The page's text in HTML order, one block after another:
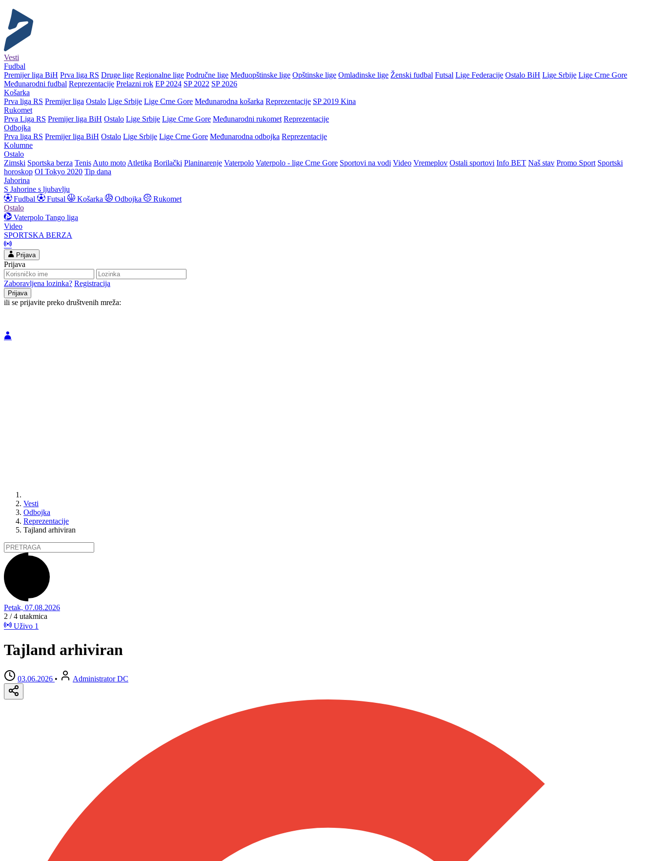
Vesti
Fudbal
Premijer liga BiH Prva liga RS Druge lige Regionalne lige Područne lige Međuopštinske lige Opštinske lige Omladinske lige Ženski fudbal Futsal Lige Federacije Ostalo BiH Lige Srbije Lige Crne Gore
Međunarodni fudbal Reprezentacije Prelazni rok EP 2024 SP 2022 SP 2026
Košarka
Prva liga RS Premijer liga Ostalo Lige Srbije Lige Crne Gore Međunarodna košarka Reprezentacije SP 2019 Kina
Rukomet
Prva Liga RS Premijer liga BiH Ostalo Lige Srbije Lige Crne Gore Međunarodni rukomet Reprezentacije
Odbojka
Prva liga RS Premijer liga BiH Ostalo Lige Srbije Lige Crne Gore Međunarodna odbojka Reprezentacije
Kolumne
Ostalo
Zimski Sportska berza Tenis Auto moto Atletika Borilački Planinarenje Vaterpolo Vaterpolo - lige Crne Gore Sportovi na vodi Video Vremeplov Ostali sportovi Info BET Naš stav Promo Sport Sportski
horoskop OI Tokyo 2020 Tip dana
Jahorina
S Jahorine s ljubavlju
Fudbal
Futsal Košarka Odbojka
Rukomet
Ostalo
Vaterpolo Tango liga
Video
SPORTSKA BERZA
Prijava
Prijava
Zaboravljena lozinka? Registracija
ili se prijavite preko društvenih mreža:
Vesti
Odbojka
Reprezentacije
Tajland arhiviran
Petak, 07.08.2026
2 / 4 utakmica
Uživo 1
Tajland arhiviran
03.06.2026 • Administrator DC